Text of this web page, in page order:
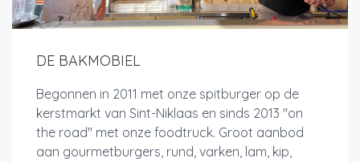
DE BAKMOBIEL
Begonnen in 2011 met onze spitburger op de
kerstmarkt van Sint-Niklaas en sinds 2013 "on
the road" met onze foodtruck. Groot aanbod
aan gourmetburgers, rund, varken, lam, kip,